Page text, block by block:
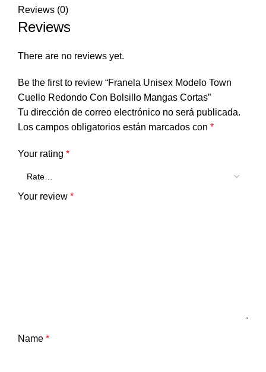
Reviews (0)
Reviews
There are no reviews yet.
Be the first to review “Franela Unisex Modelo Town
Cuello Redondo Con Bolsillo Mangas Cortas”
Tu dirección de correo electrónico no será publicada.
Los campos obligatorios están marcados con *
Your rating *
Your review *
Name *